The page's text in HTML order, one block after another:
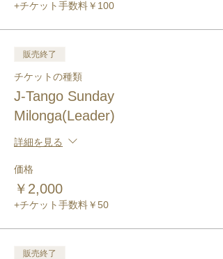
+チケット手数料￥100
販売終了
チケットの種類
J-Tango Sunday
Milonga(Leader)
詳細を見る
価格
￥2,000
+チケット手数料￥50
販売終了